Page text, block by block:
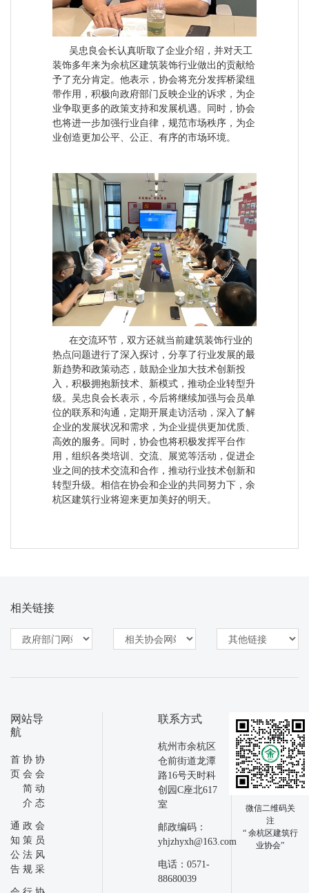
吴忠良会长认真听取了企业介绍，并对天工
装饰多年来为余杭区建筑装饰行业做出的贡献给
予了充分肯定。他表示，协会将充分发挥桥梁纽
带作用，积极向政府部门反映企业的诉求，为企
业争取更多的政策支持和发展机遇。同时，协会
也将进一步加强行业自律，规范市场秩序，为企
业创造更加公平、公正、有序的市场环境。
在交流环节，双方还就当前建筑装饰行业的
热点问题进行了深入探讨，分享了行业发展的最
新趋势和政策动态，鼓励企业加大技术创新投
入，积极拥抱新技术、新模式，推动企业转型升
级。吴忠良会长表示，今后将继续加强与会员单
位的联系和沟通，定期开展走访活动，深入了解
企业的发展状况和需求，为企业提供更加优质、
高效的服务。同时，协会也将积极发挥平台作
用，组织各类培训、交流、展览等活动，促进企
业之间的技术交流和合作，推动行业技术创新和
转型升级。相信在协会和企业的共同努力下，余
杭区建筑行业将迎来更加美好的明天。
相关链接
网站导
航
首
页
协
会
简
介
协
会
动
态
通
知
公
告
政
策
法
规
会
员
风
采
联系方式
杭州市余杭区
仓前街道龙潭
路16号天时科
创园C座北617
室
邮政编码：
yhjzhyxh@163.com
电话：0571-
88680039
微信二维码关
注
“ 余杭区建筑行
业协会”